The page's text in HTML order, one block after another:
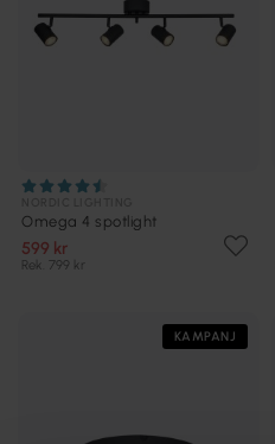
Omega 4 spotlight
599 kr
Rek. 799 kr
KAMPANJ